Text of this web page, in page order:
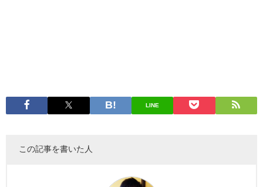
LINE
この記事を書いた人